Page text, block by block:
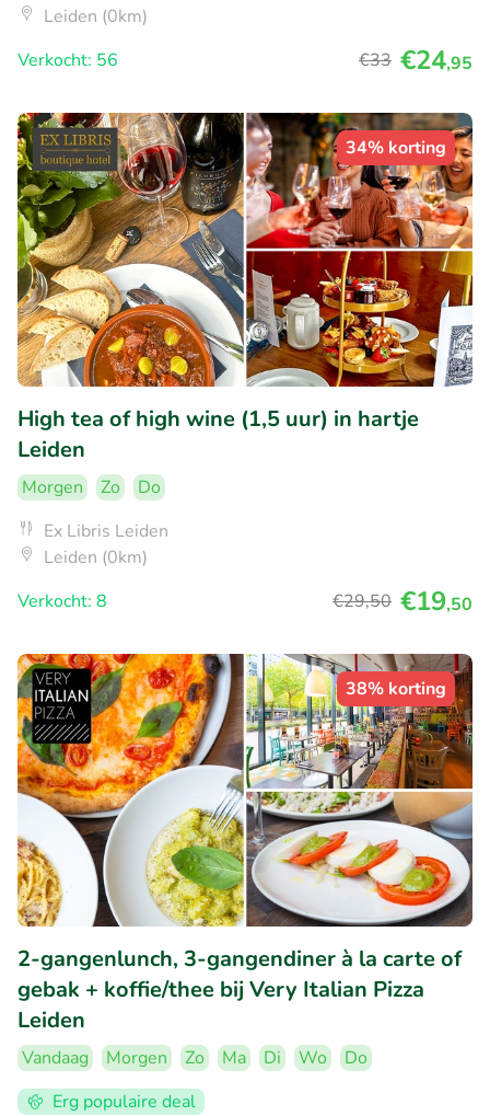
Leiden (0km)
Verkocht: 56
€33 €24,95
34% korting
High tea of high wine (1,5 uur) in hartje
Leiden
Morgen Zo
Do
Ex Libris Leiden
Leiden (0km)
Verkocht: 8
€29,50 €19,50
38% korting
2-gangenlunch, 3-gangendiner à la carte of
gebak + koffie/thee bij Very Italian Pizza
Leiden
Vandaag Morgen Zo Ma Di Wo
Do
Erg populaire deal